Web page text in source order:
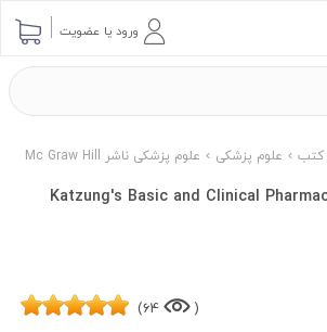
ورود یا عضویت
کتب علوم پزشکی علوم پزشکی ناشر Mc Graw Hill
Katzung's Basic and Clinical
(
64)